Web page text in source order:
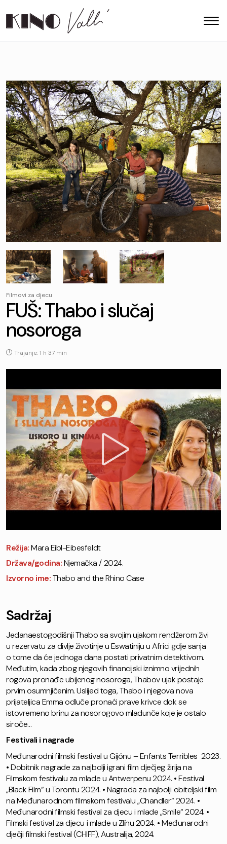
Filmovi za djecu
FUŠ: Thabo i slučaj
nosoroga
Trajanje: 1 h 37 min
Režija:Mara Eibl-Eibesfeldt
Država/godina:Njemačka / 2024.
Izvorno ime:Thabo and the Rhino Case
Sadržaj
Jedanaestogodišnji Thabo sa svojim ujakom rendžerom živi
u rezervatu za divlje životinje u Eswatiniju u Africi gdje sanja
o tome da će jednoga dana postati privatnim detektivom.
Međutim, kada zbog njegovih financijski iznimno vrijednih
rogova pronađe ubijenog nosoroga, Thabov ujak postaje
prvim osumnjičenim. Uslijed toga, Thabo i njegova nova
prijateljica Emma odluče pronaći prave krivce dok se
istovremeno brinu za nosorogovo mladunče koje je ostalo
siroče…
Festivali i nagrade
Međunarodni filmski festival u Gijónu – Enfants Terribles 2023.
• Dobitnik nagrade za najbolji igrani film dječjeg žirija na
Filmskom festivalu za mlade u Antwerpenu 2024. • Festival
„Black Film“ u Torontu 2024. • Nagrada za najbolji obiteljski film
na Međunarodnom filmskom festivalu „Chandler“ 2024. •
Međunarodni filmski festival za djecu i mlade „Smile“ 2024. •
Filmski festival za djecu i mlade u Zlínu 2024. • Međunarodni
dječji filmski festival (CHIFF), Australija, 2024.